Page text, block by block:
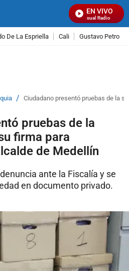
EN VIVO
Señal Visual Radio
De La Espriella Cali Gustavo Petro
/ Ciudadano presentó pruebas de la
pruebas de la
firma para
de Medellín
ante la Fiscalía y se
en documento privado.